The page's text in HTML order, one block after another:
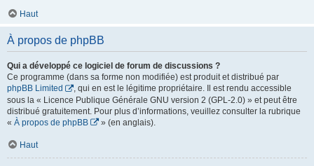
Haut
À propos de phpBB
Qui a développé ce logiciel de forum de discussions ?
Ce programme (dans sa forme non modifiée) est produit et distribué par
phpBB Limited
, qui en est le légitime propriétaire. Il est rendu accessible
sous la « Licence Publique Générale GNU version 2 (GPL-2.0) » et peut être
distribué gratuitement. Pour plus d’informations, veuillez consulter la rubrique
« À propos de phpBB » (en anglais).
Haut